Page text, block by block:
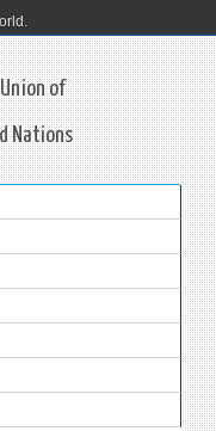
of
Nations